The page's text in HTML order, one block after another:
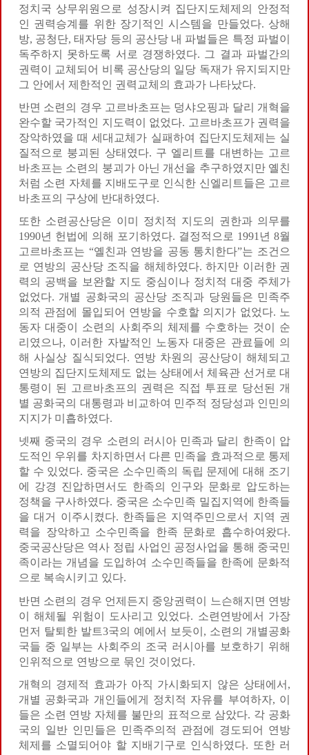
정치국 상무위원으로 성장시켜 집단지도체제의 안정적
인 권력승계를 위한 장기적인 시스템을 만들었다. 상해
방, 공청단, 태자당 등의 공산당 내 파벌들은 특정 파벌이
독주하지 못하도록 서로 경쟁하였다. 그 결과 파벌간의
권력이 교체되어 비록 공산당의 일당 독재가 유지되지만
그 안에서 제한적인 권력교체의 효과가 나타났다.
반면 소련의 경우 고르바초프는 덩샤오핑과 달리 개혁을
완수할 국가적인 지도력이 없었다. 고르바초프가 권력을
장악하였을 때 세대교체가 실패하여 집단지도체제는 실
질적으로 붕괴된 상태였다. 구 엘리트를 대변하는 고르
바초프는 소련의 붕괴가 아닌 개선을 추구하였지만 옐친
처럼 소련 자체를 지배도구로 인식한 신엘리트들은 고르
바초프의 구상에 반대하였다.
또한 소련공산당은 이미 정치적 지도의 권한과 의무를
1990년 헌법에 의해 포기하였다. 결정적으로 1991년 8월
고르바초프는 “옐친과 연방을 공동 통치한다”는 조건으
로 연방의 공산당 조직을 해체하였다. 하지만 이러한 권
력의 공백을 보완할 지도 중심이나 정치적 대중 주체가
없었다. 개별 공화국의 공산당 조직과 당원들은 민족주
의적 관점에 몰입되어 연방을 수호할 의지가 없었다. 노
동자 대중이 소련의 사회주의 체제를 수호하는 것이 순
리였으나, 이러한 자발적인 노동자 대중은 관료들에 의
해 사실상 질식되었다. 연방 차원의 공산당이 해체되고
연방의 집단지도체제도 없는 상태에서 체육관 선거로 대
통령이 된 고르바초프의 권력은 직접 투표로 당선된 개
별 공화국의 대통령과 비교하여 민주적 정당성과 인민의
지지가 미흡하였다.
넷째 중국의 경우 소련의 러시아 민족과 달리 한족이 압
도적인 우위를 차지하면서 다른 민족을 효과적으로 통제
할 수 있었다. 중국은 소수민족의 독립 문제에 대해 조기
에 강경 진압하면서도 한족의 인구와 문화로 압도하는
정책을 구사하였다. 중국은 소수민족 밀집지역에 한족들
을 대거 이주시켰다. 한족들은 지역주민으로서 지역 권
력을 장악하고 소수민족을 한족 문화로 흡수하여왔다.
중국공산당은 역사 정립 사업인 공정사업을 통해 중국민
족이라는 개념을 도입하여 소수민족들을 한족에 문화적
으로 복속시키고 있다.
반면 소련의 경우 언제든지 중앙권력이 느슨해지면 연방
이 해체될 위험이 도사리고 있었다. 소련연방에서 가장
먼저 탈퇴한 발트3국의 예에서 보듯이, 소련의 개별공화
국들 중 일부는 사회주의 조국 러시아를 보호하기 위해
인위적으로 연방으로 묶인 것이었다.
개혁의 경제적 효과가 아직 가시화되지 않은 상태에서,
개별 공화국과 개인들에게 정치적 자유를 부여하자, 이
들은 소련 연방 자체를 불만의 표적으로 삼았다. 각 공화
국의 일반 인민들은 민족주의적 관점에 경도되어 연방
체제를 소멸되어야 할 지배기구로 인식하였다. 또한 러